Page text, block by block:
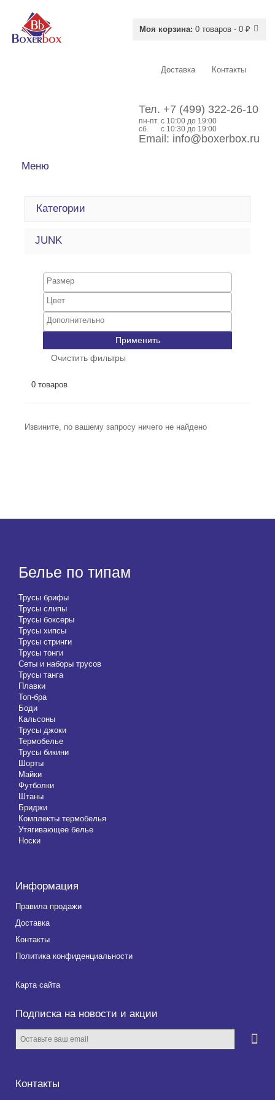
Моя корзина: 0 товаров - 0 ₽
Доставка Контакты
Тел. +7 (499) 322-26-10
пн-пт. c 10:00 до 19:00
сб.
с 10:30 до 19:00
Email: info@boxerbox.ru
Меню
Категории
JUNK
Применить
Очистить фильтры
0 товаров
Извините, по вашему запросу ничего не найдено
Белье по типам
Трусы брифы
Трусы слипы
Трусы боксеры
Трусы хипсы
Трусы стринги
Трусы тонги
Сеты и наборы трусов
Трусы танга
Плавки
Топ-бра
Боди
Кальсоны
Трусы джоки
Термобелье
Трусы бикини
Шорты
Майки
Футболки
Штаны
Бриджи
Комплекты термобелья
Утягивающее белье
Носки
Информация
Правила продажи
Доставка
Контакты
Политика конфиденциальности
Карта сайта
Подписка на новости и акции
Контакты